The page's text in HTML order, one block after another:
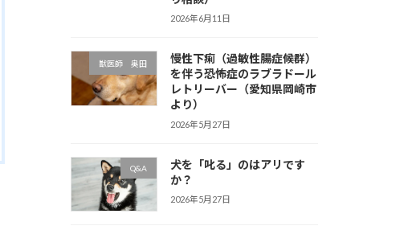
2026年6月11日
獣医師 奥田
慢性下痢（過敏性腸症候群）
を伴う恐怖症のラブラドール
レトリーバー（愛知県岡崎市
より）
2026年5月27日
Q&A
犬を「叱る」のはアリです
か？
2026年5月27日